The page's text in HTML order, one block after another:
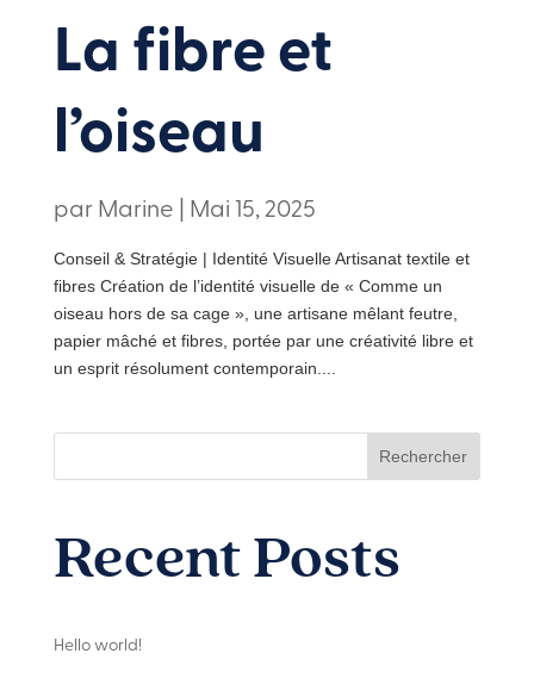
La fibre et
l’oiseau
parMarine | Mai 15, 2025
Conseil & Stratégie | Identité Visuelle Artisanat textile et
fibres Création de l’identité visuelle de « Comme un
oiseau hors de sa cage », une artisane mêlant feutre,
papier mâché et fibres, portée par une créativité libre et
un esprit résolument contemporain....
Rechercher
Recent Posts
Hello world!